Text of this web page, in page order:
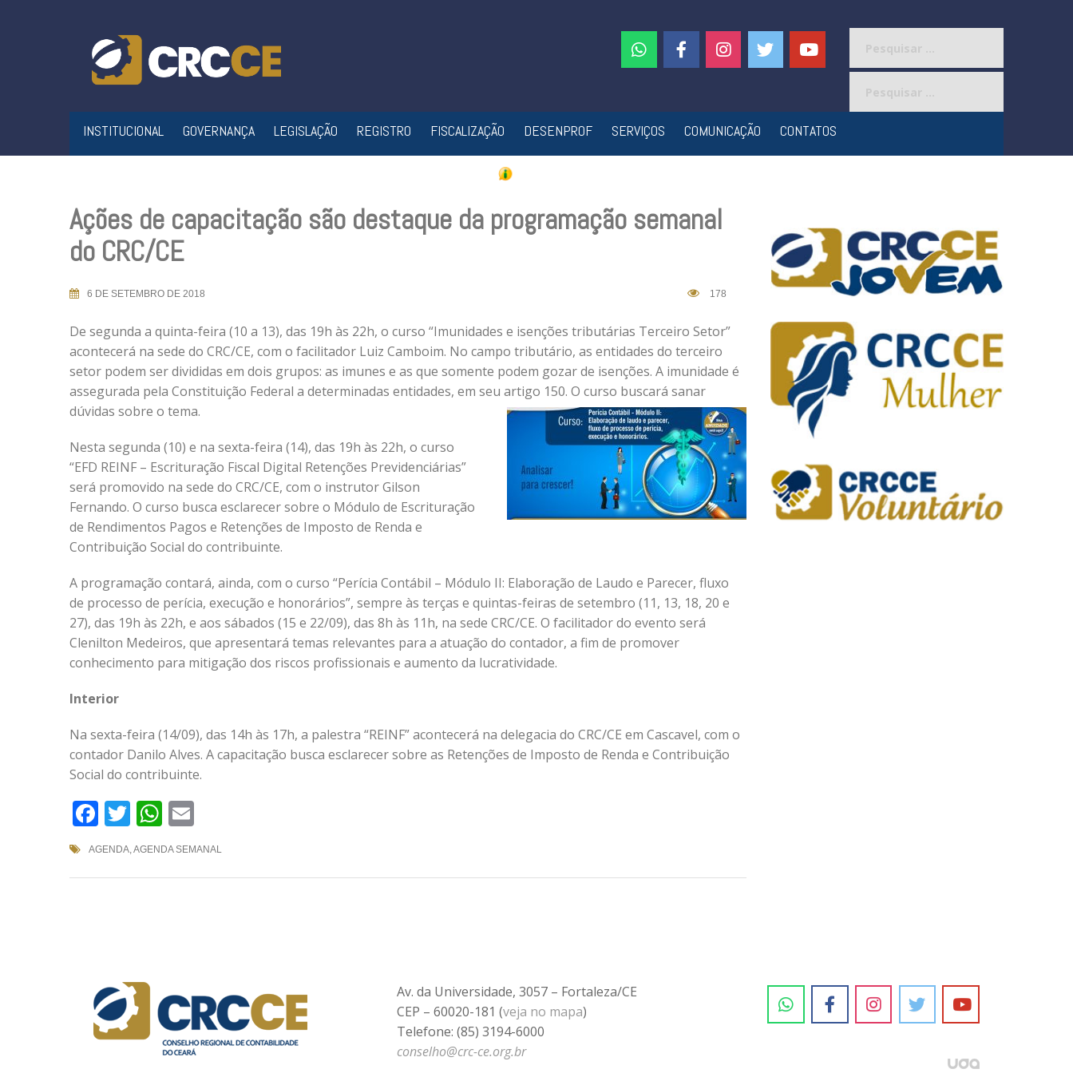
INSTITUCIONAL GOVERNANÇA LEGISLAÇÃO REGISTRO FISCALIZAÇÃO DESENPROF SERVIÇOS COMUNICAÇÃO CONTATOS
Ações de capacitação são destaque da programação semanal
do CRC/CE
6 DE SETEMBRO DE 2018 178
De segunda a quinta-feira (10 a 13), das 19h às 22h, o curso “Imunidades e isenções tributárias Terceiro Setor”
acontecerá na sede do CRC/CE, com o facilitador Luiz Camboim. No campo tributário, as entidades do terceiro
setor podem ser divididas em dois grupos: as imunes e as que somente podem gozar de isenções. A imunidade é
assegurada pela Constituição Federal a determinadas entidades, em seu artigo 150. O curso buscará sanar
dúvidas sobre o tema.
Nesta segunda (10) e na sexta-feira (14), das 19h às 22h, o curso
“EFD REINF – Escrituração Fiscal Digital Retenções Previdenciárias”
será promovido na sede do CRC/CE, com o instrutor Gilson
Fernando. O curso busca esclarecer sobre o Módulo de Escrituração
de Rendimentos Pagos e Retenções de Imposto de Renda e
Contribuição Social do contribuinte.
A programação contará, ainda, com o curso “Perícia Contábil – Módulo II: Elaboração de Laudo e Parecer, fluxo
de processo de perícia, execução e honorários”, sempre às terças e quintas-feiras de setembro (11, 13, 18, 20 e
27), das 19h às 22h, e aos sábados (15 e 22/09), das 8h às 11h, na sede CRC/CE. O facilitador do evento será
Clenilton Medeiros, que apresentará temas relevantes para a atuação do contador, a fim de promover
conhecimento para mitigação dos riscos profissionais e aumento da lucratividade.
Interior
Na sexta-feira (14/09), das 14h às 17h, a palestra “REINF” acontecerá na delegacia do CRC/CE em Cascavel, com o
contador Danilo Alves. A capacitação busca esclarecer sobre as Retenções de Imposto de Renda e Contribuição
Social do contribuinte.
Facebook
TwitterWhatsApp
AGENDA,AGENDA SEMANAL
Av. da Universidade, 3057 – Fortaleza/CE
CEP – 60020-181 (veja no mapa)
Telefone: (85) 3194-6000
conselho@crc-ce.org.br